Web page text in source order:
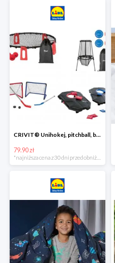
CRIVIT® Unihokej, pitchball, bean bag lub disc golf
79.90 zł